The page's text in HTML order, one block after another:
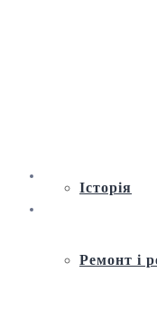
Історія
Ремонт і